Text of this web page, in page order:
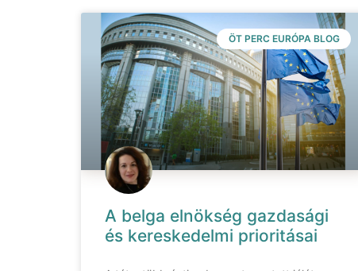
ÖT PERC EURÓPA BLOG
A belga elnökség gazdasági
és kereskedelmi prioritásai